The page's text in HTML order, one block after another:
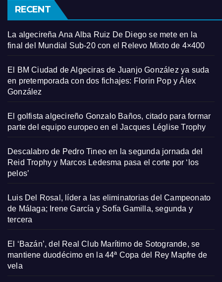
RECENT
La algecireña Ana Alba Ruiz De Diego se mete en la
final del Mundial Sub-20 con el Relevo Mixto de 4×400
El BM Ciudad de Algeciras de Juanjo González ya suda
en pretemporada con dos fichajes: Florin Pop y Álex
González
El golfista algecireño Gonzalo Baños, citado para formar
parte del equipo europeo en el Jacques Léglise Trophy
Descalabro de Pedro Tineo en la segunda jornada del
Reid Trophy y Marcos Ledesma pasa el corte por ‘los
pelos’
Luis Del Rosal, líder a las eliminatorias del Campeonato
de Málaga; Irene García y Sofía Gamilla, segunda y
tercera
El ‘Bazán’, del Real Club Marítimo de Sotogrande, se
mantiene duodécimo en la 44ª Copa del Rey Mapfre de
vela